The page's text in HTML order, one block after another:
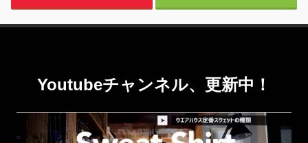
Youtubeチャンネル、更新中！